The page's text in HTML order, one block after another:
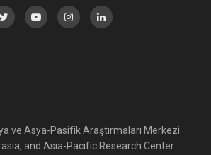
ve Asya-Pasifik Araştırmaları Merkezi
and Asia-Pacific Research Center